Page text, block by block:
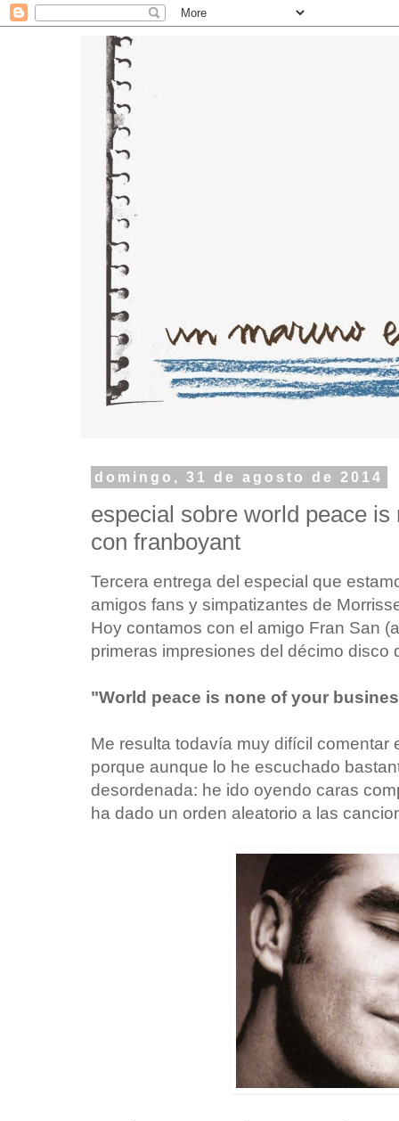
domingo, 31 de agosto de 2014
especial sobre world peace
con franboyant
Tercera entrega del especial que
amigos fans y simpatizantes de
Hoy contamos con el amigo Fran San
primeras impresiones del décimo disco
"World peace is none of your
Me resulta todavía muy difícil comentar
porque aunque lo he escuchado
desordenada: he ido oyendo caras
ha dado un orden aleatorio a las